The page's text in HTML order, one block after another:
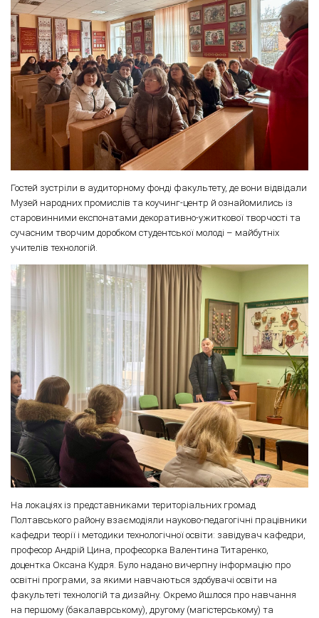
Гостей зустріли в аудиторному фонді факультету, де вони відвідали
Музей народних промислів та коучинг-центр й ознайомились із
старовинними експонатами декоративно-ужиткової творчості та
сучасним творчим доробком студентської молоді – майбутніх
учителів технологій.
На локаціях із представниками територіальних громад
Полтавського району взаємодіяли науково-педагогічні працівники
кафедри теорії і методики технологічної освіти: завідувач кафедри,
професор Андрій Цина, професорка Валентина Титаренко,
доцентка Оксана Кудря. Було надано вичерпну інформацію про
освітні програми, за якими навчаються здобувачі освіти на
факультеті технологій та дизайну. Окремо йшлося про навчання
на першому (бакалаврському), другому (магістерському) та